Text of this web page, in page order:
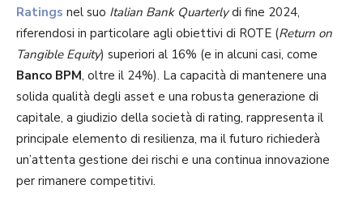
Ratings nel suo Italian Bank Quarterlydi fine 2024,
riferendosi in particolare agli obiettivi di ROTE (Return on
Tangible Equity) superiori al 16% (e in alcuni casi, come
Banco BPM, oltre il 24%). La capacità di mantenere una
solida qualità degli asset e una robusta generazione di
capitale, a giudizio della società di rating, rappresenta il
principale elemento di resilienza, ma il futuro richiederà
un’attenta gestione dei rischi e una continua innovazione
per rimanere competitivi.